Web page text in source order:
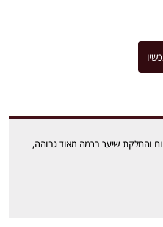
והחלקת שיער ברמה מאוד גבוהה,